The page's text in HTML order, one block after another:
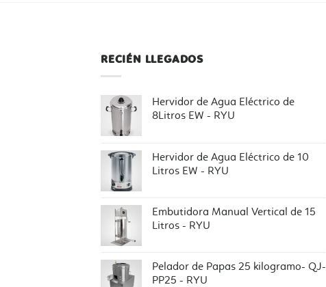
RECIÉN LLEGADOS
Hervidor de Agua Eléctrico de
8Litros EW - RYU
Hervidor de Agua Eléctrico de 10
Litros EW - RYU
Embutidora Manual Vertical de 15
Litros - RYU
Pelador de Papas 25 kilogramo- QJ-
PP25 - RYU